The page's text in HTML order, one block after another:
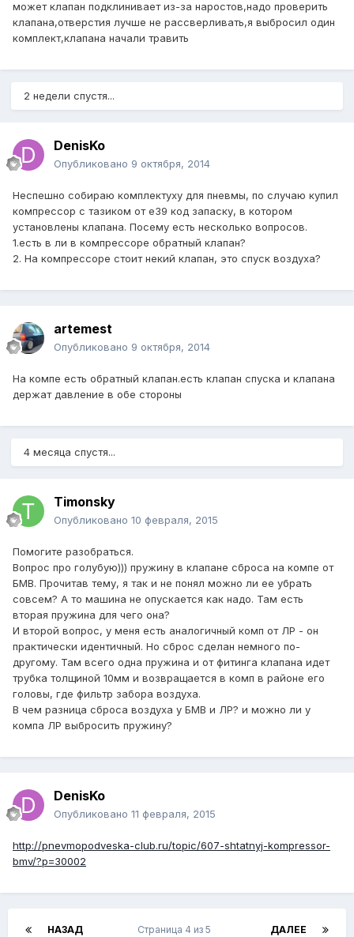
может клапан подклинивает из-за наростов,надо проверить
клапана,отверстия лучше не рассверливать,я выбросил один
комплект,клапана начали травить
2 недели спустя...
DenisKo
Опубликовано 9 октября, 2014
Неспешно собираю комплектуху для пневмы, по случаю купил
компрессор с тазиком от е39 код запаску, в котором
установлены клапана. Посему есть несколько вопросов.
1.есть в ли в компрессоре обратный клапан?
2. На компрессоре стоит некий клапан, это спуск воздуха?
artemest
Опубликовано 9 октября, 2014
На компе есть обратный клапан.есть клапан спуска и клапана
держат давление в обе стороны
4 месяца спустя...
Timonsky
Опубликовано 10 февраля, 2015
Помогите разобраться.
Вопрос про голубую))) пружину в клапане сброса на компе от
БМВ. Прочитав тему, я так и не понял можно ли ее убрать
совсем? А то машина не опускается как надо. Там есть
вторая пружина для чего она?
И второй вопрос, у меня есть аналогичный комп от ЛР - он
практически идентичный. Но сброс сделан немного по-
другому. Там всего одна пружина и от фитинга клапана идет
трубка толщиной 10мм и возвращается в комп в районе его
головы, где фильтр забора воздуха.
В чем разница сброса воздуха у БМВ и ЛР? и можно ли у
компа ЛР выбросить пружину?
DenisKo
Опубликовано 11 февраля, 2015
http://pnevmopodveska-club.ru/topic/607-shtatnyj-kompressor-
bmv/?p=30002
НАЗАД ДАЛЕЕ
Страница 4 из 5